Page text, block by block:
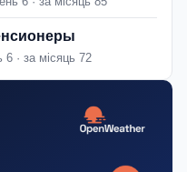
6 · за місяць 72